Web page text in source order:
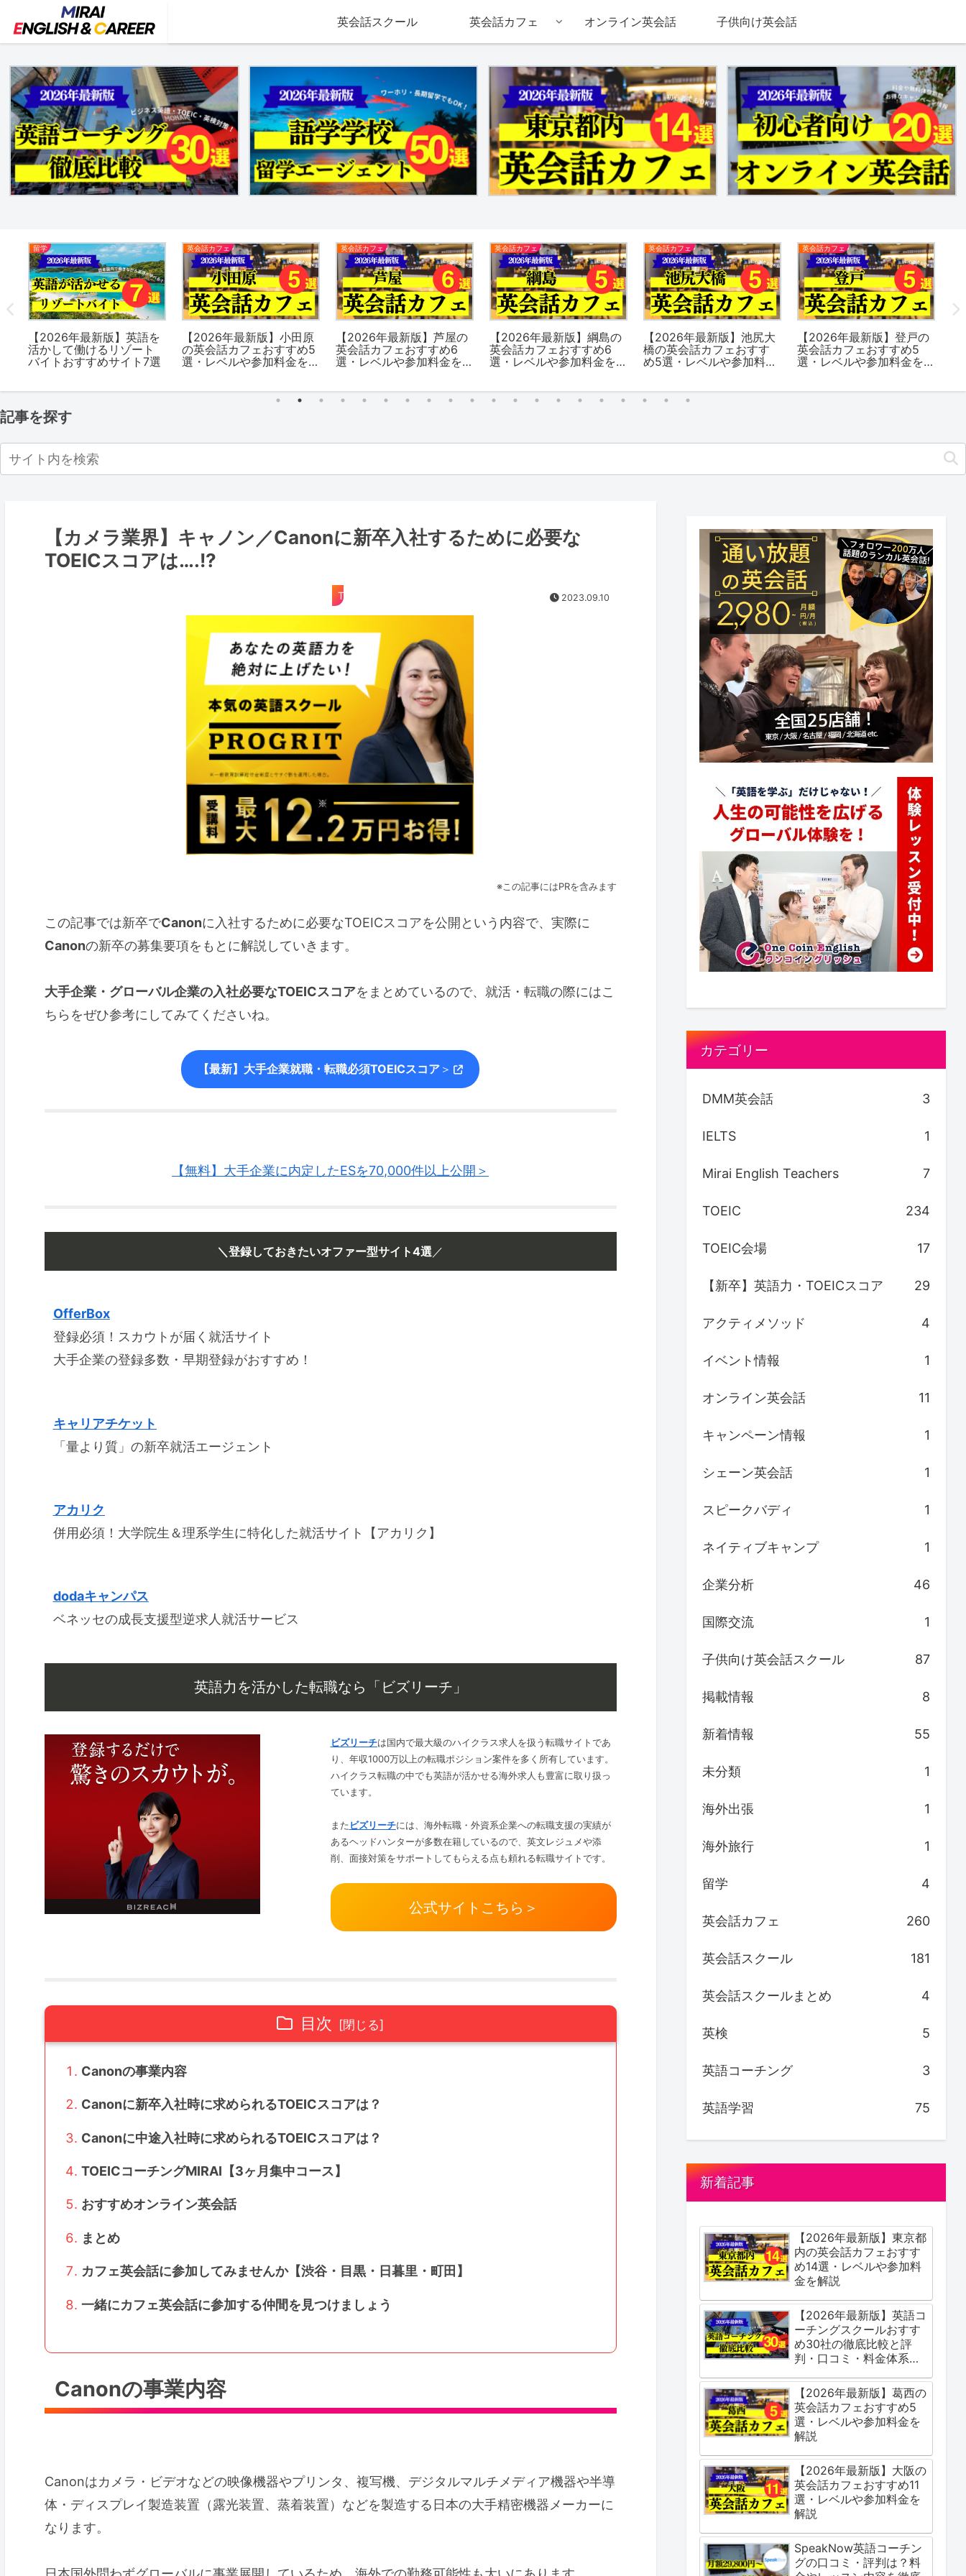
英会話スクール 英会話カフェ オンライン英会話 子供向け英会話
留学
【2026年最新版】英語を
活かして働けるリゾート
バイトおすすめサイト7選
英会話カフェ
【2026年最新版】小田原
の英会話カフェおすすめ5
選・レベルや参加料金を
英会話カフェ
【2026年最新版】芦屋の
英会話カフェおすすめ6
選・レベルや参加料金を
英会話カフェ
【2026年最新版】綱島の
英会話カフェおすすめ6
選・レベルや参加料金を
英会話カフェ
【2026年最新版】池尻大
橋の英会話カフェおすす
め5選・レベルや参加料金
英会話カフェ
【2026年最新版】登戸の
英会話カフェおすすめ5
選・レベルや参加料金を
記事を探す
【カメラ業界】キャノン／Canonに新卒入社するために必要な
TOEICスコアは….!?
TOEIC 2023.09.10
※この記事にはPRを含みます
この記事では新卒でCanonに入社するために必要なTOEICスコアを公開という内容で、実際に
Canonの新卒の募集要項をもとに解説していきます。
大手企業・グローバル企業の入社必要なTOEICスコアをまとめているので、就活・転職の際にはこ
ちらをぜひ参考にしてみてくださいね。
【最新】大手企業就職・転職必須TOEICスコア ＞
【無料】大手企業に内定したESを70,000件以上公開＞
＼登録しておきたいオファー型サイト4選／
OfferBox
登録必須！スカウトが届く就活サイト
大手企業の登録多数・早期登録がおすすめ！
キャリアチケット
「量より質」の新卒就活エージェント
アカリク
併用必須！大学院生＆理系学生に特化した就活サイト【アカリク】
dodaキャンパス
ベネッセの成長支援型逆求人就活サービス
英語力を活かした転職なら「ビズリーチ」
ビズリーチは国内で最大級のハイクラス求人を扱う転職サイトであ
り、年収1000万以上の転職ポジション案件を多く所有しています。
ハイクラス転職の中でも英語が活かせる海外求人も豊富に取り扱っ
ています。
またビズリーチには、海外転職・外資系企業への転職支援の実績が
あるヘッドハンターが多数在籍しているので、英文レジュメや添
削、面接対策をサポートしてもらえる点も頼れる転職サイトです。
公式サイトこちら＞
目次
Canonの事業内容
Canonに新卒入社時に求められるTOEICスコアは？
Canonに中途入社時に求められるTOEICスコアは？
TOEICコーチングMIRAI【3ヶ月集中コース】
おすすめオンライン英会話
まとめ
カフェ英会話に参加してみませんか【渋谷・目黒・日暮里・町田】
一緒にカフェ英会話に参加する仲間を見つけましょう
Canonの事業内容
Canonはカメラ・ビデオなどの映像機器やプリンタ、複写機、デジタルマルチメディア機器や半導
体・ディスプレイ製造装置（露光装置、蒸着装置）などを製造する日本の大手精密機器メーカーに
なります。
カテゴリー
DMM英会話 3
IELTS 1
Mirai English Teachers 7
TOEIC 234
TOEIC会場 17
【新卒】英語力・TOEICスコア 29
アクティメソッド 4
イベント情報 1
オンライン英会話 11
キャンペーン情報 1
シェーン英会話 1
スピークバディ 1
ネイティブキャンプ 1
企業分析 46
国際交流 1
子供向け英会話スクール 87
掲載情報 8
新着情報 55
未分類 1
海外出張 1
海外旅行 1
留学 4
英会話カフェ 260
英会話スクール 181
英会話スクールまとめ 4
英検 5
英語コーチング 3
英語学習 75
新着記事
【2026年最新版】東京都
内の英会話カフェおすす
め14選・レベルや参加料
金を解説
【2026年最新版】英語コ
ーチングスクールおすす
め30社の徹底比較と評
判・口コミ・料金体系を
【2026年最新版】葛西の
英会話カフェおすすめ5
選・レベルや参加料金を
解説
【2026年最新版】大阪の
英会話カフェおすすめ11
選・レベルや参加料金を
解説
SpeakNow英語コーチン
グの口コミ・評判は？料